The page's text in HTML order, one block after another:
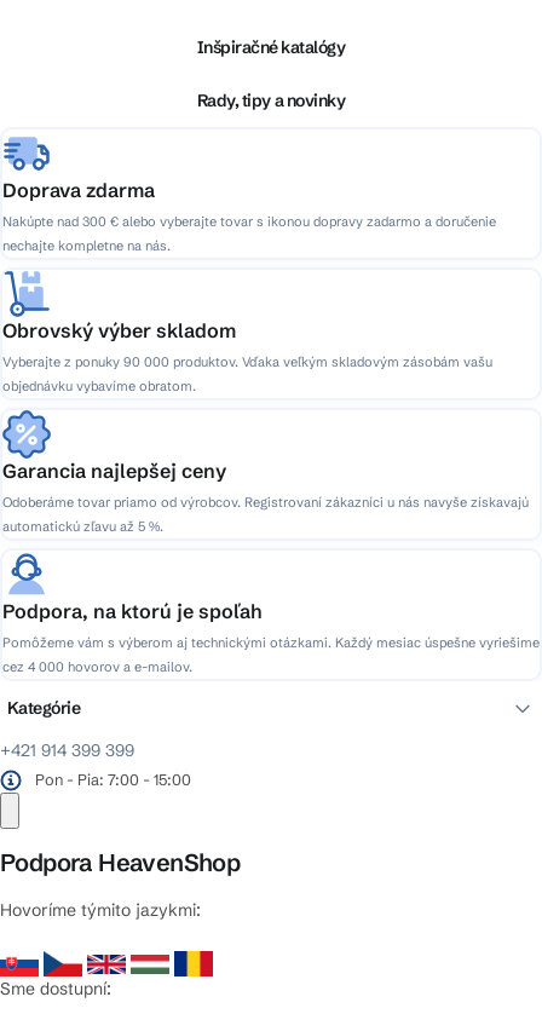
p
r
v
k
y
v
ý
p
s
u
e
Inšpiračné katalógy
Rady, tipy a novinky
Doprava zdarma
Nakúpte nad 300 € alebo vyberajte tovar s ikonou dopravy zadarmo a doručenie
nechajte kompletne na nás.
Obrovský výber skladom
Vyberajte z ponuky 90 000 produktov. Vďaka veľkým skladovým zásobám vašu
objednávku vybavíme obratom.
Garancia najlepšej ceny
Odoberáme tovar priamo od výrobcov. Registrovaní zákazníci u nás navyše získavajú
automatickú zľavu až 5 %.
Podpora, na ktorú je spoľah
Pomôžeme vám s výberom aj technickými otázkami. Každý mesiac úspešne vyriešime
cez 4 000 hovorov a e-mailov.
+421 914 399 399
Pon - Pia: 7:00 - 15:00
Podpora HeavenShop
Hovoríme týmito jazykmi:
Sme dostupní:
Kategórie